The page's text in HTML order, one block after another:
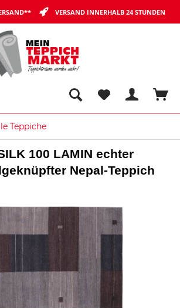
VERSAND INNERHALB 24 STUNDEN
Teppiche
100 LAMIN echter
Nepal-Teppich